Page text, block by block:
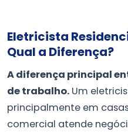
Eletricista
Qual a Diferença?
A diferença principal
de trabalho. Um
principalmente em
comercial atende